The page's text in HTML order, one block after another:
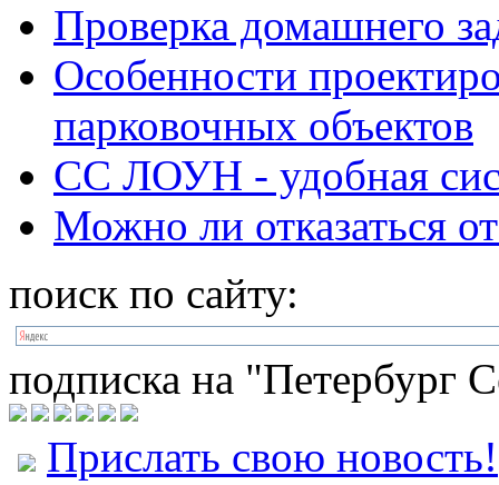
Проверка домашнего
Особенности
парковочных объектов
CC ЛОУН - удобная
Можно ли отказаться
поиск по сайту:
подписка на "Петербург
Прислать свою новость!